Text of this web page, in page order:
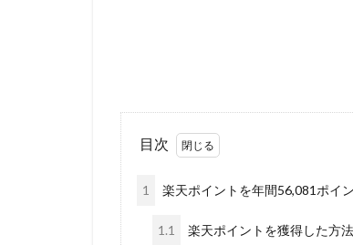
目次
1 楽天ポイントを年間56,081ポイ
1.1 楽天ポイントを獲得した方